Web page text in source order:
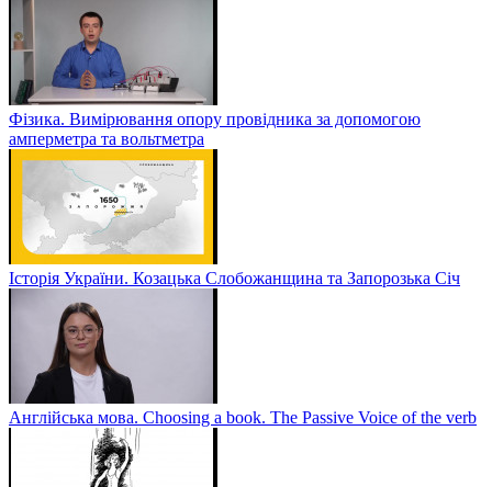
Фізика. Вимірювання опору провідника за допомогою
амперметра та вольтметра
Історія України. Козацька Слобожанщина та Запорозька Січ
Англійська мова. Choosing a book. The Passive Voice of the verb